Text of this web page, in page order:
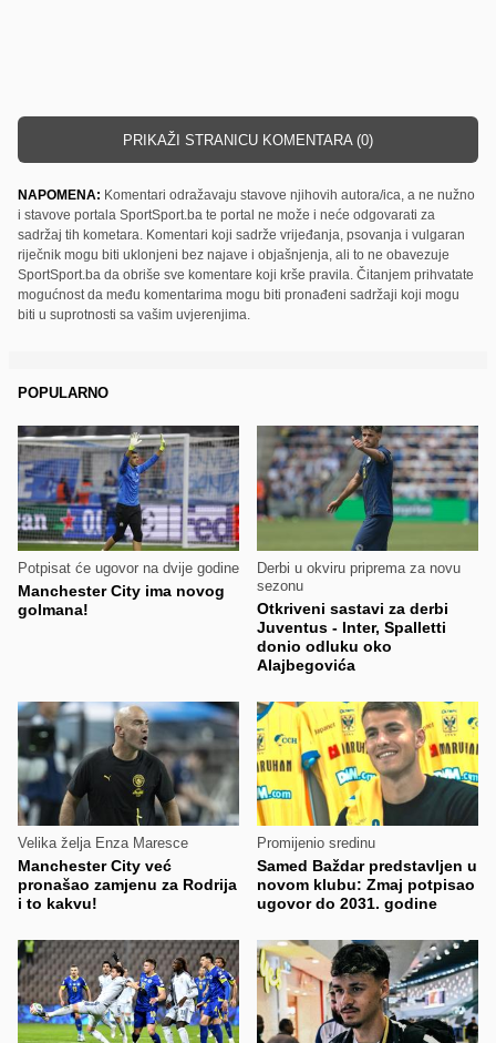
PRIKAŽI STRANICU KOMENTARA (0)
NAPOMENA: Komentari odražavaju stavove njihovih autora/ica, a ne nužno
i stavove portala SportSport.ba te portal ne može i neće odgovarati za
sadržaj tih kometara. Komentari koji sadrže vrijeđanja, psovanja i vulgaran
riječnik mogu biti uklonjeni bez najave i objašnjenja, ali to ne obavezuje
SportSport.ba da obriše sve komentare koji krše pravila. Čitanjem prihvatate
mogućnost da među komentarima mogu biti pronađeni sadržaji koji mogu
biti u suprotnosti sa vašim uvjerenjima.
POPULARNO
Potpisat će ugovor na dvije godine
Manchester City ima novog
golmana!
Derbi u okviru priprema za novu
sezonu
Otkriveni sastavi za derbi
Juventus - Inter, Spalletti
donio odluku oko
Alajbegovića
Velika želja Enza Maresce
Manchester City već
pronašao zamjenu za Rodrija
i to kakvu!
Promijenio sredinu
Samed Baždar predstavljen u
novom klubu: Zmaj potpisao
ugovor do 2031. godine